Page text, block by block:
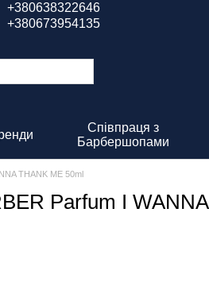
+380638322646
+380673954135
Співпраця з
Барбершопами
THANK ME 50ml
Parfum I WANNA